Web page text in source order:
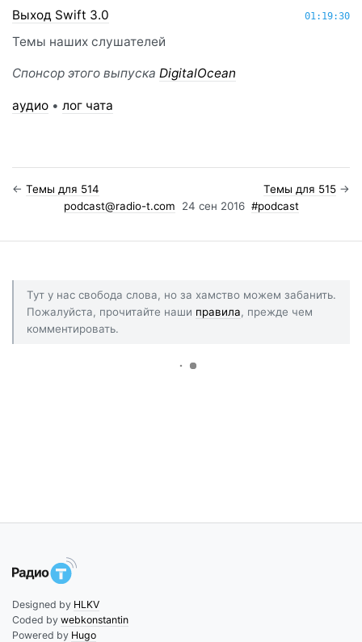
01:19:30
Выход Swift 3.0
Темы наших слушателей
Спонсор этого выпуска DigitalOcean
аудио • лог чата
← Темы для 514 Темы для 515 →
podcast@radio-t.com
24 сен 2016 #podcast
Тут у нас свобода слова, но за хамство можем забанить.
Пожалуйста, прочитайте наши правила, прежде чем
комментировать.
Designed by HLKV
Coded by webkonstantin
Powered by Hugo